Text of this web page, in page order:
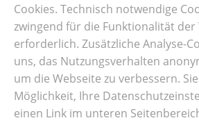
Motorikzentrum
Cookies. Technisch notwendige
zwingend für die Funktionalität der
erforderlich. Zusätzliche Analyse-
uns, das Nutzungsverhalten
um die Webseite zu verbessern.
Möglichkeit, Ihre
einen Link im unteren